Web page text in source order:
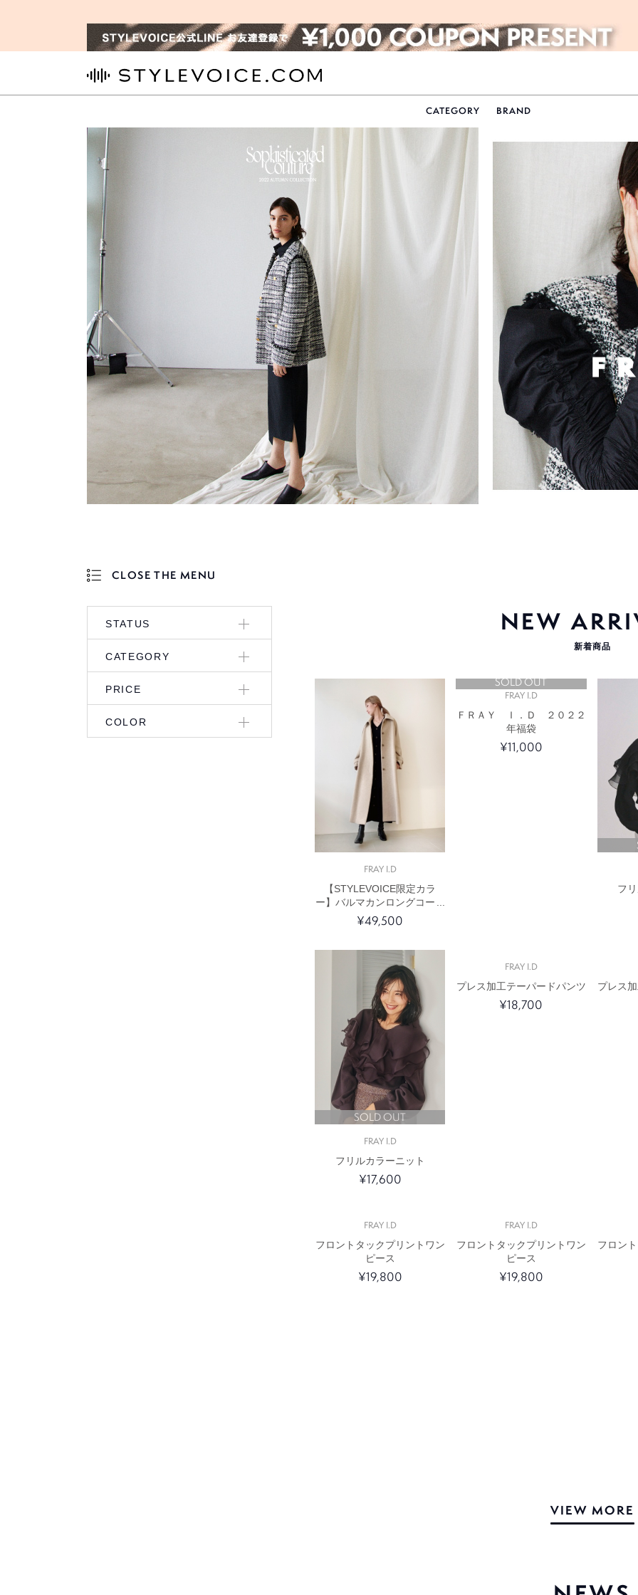
CATEGORY BRAND
CLOSE THE MENU
STATUS
CATEGORY
PRICE
COLOR
NEW
新着商品
FRAY I.D
【STYLEVOICE限定カラ
ー】バルマカンロングコート
¥49,500
SOLD OUT
FRAY I.D
ＦＲＡＹ Ｉ．Ｄ ２０２２
年福袋
¥11,000
フ
SOLD OUT
FRAY I.D
フリルカラーニット
¥17,600
FRAY I.D
プレス加工テーパードパンツ
¥18,700
プレス
FRAY I.D
フロントタックプリントワン
ピース
¥19,800
FRAY I.D
フロントタックプリントワン
ピース
¥19,800
フロン
VIEW MORE